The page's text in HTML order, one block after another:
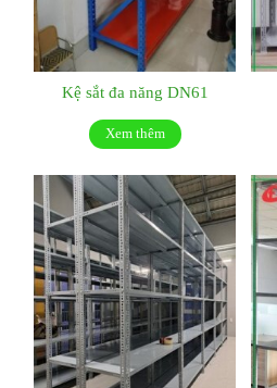
Kệ sắt đa năng DN61
Xem thêm